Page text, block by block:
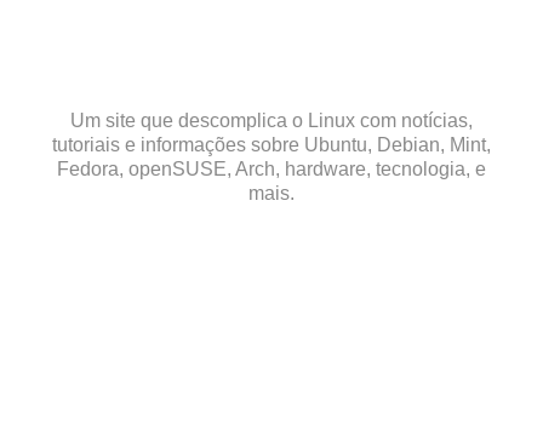
Um site que descomplica o Linux com notícias,
tutoriais e informações sobre Ubuntu, Debian, Mint,
Fedora, openSUSE, Arch, hardware, tecnologia, e
mais.